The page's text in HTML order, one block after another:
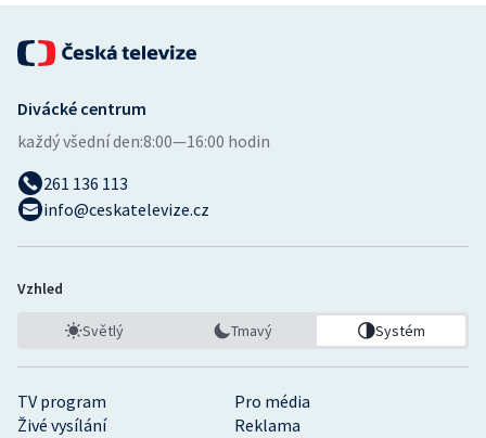
TV program
Pro média
Živé vysílání
Reklama
Divácké centrum
každý všední den:8:00—16:00 hodin
261 136 113
info@ceskatelevize.cz
Vzhled
Světlý Tmavý Systém